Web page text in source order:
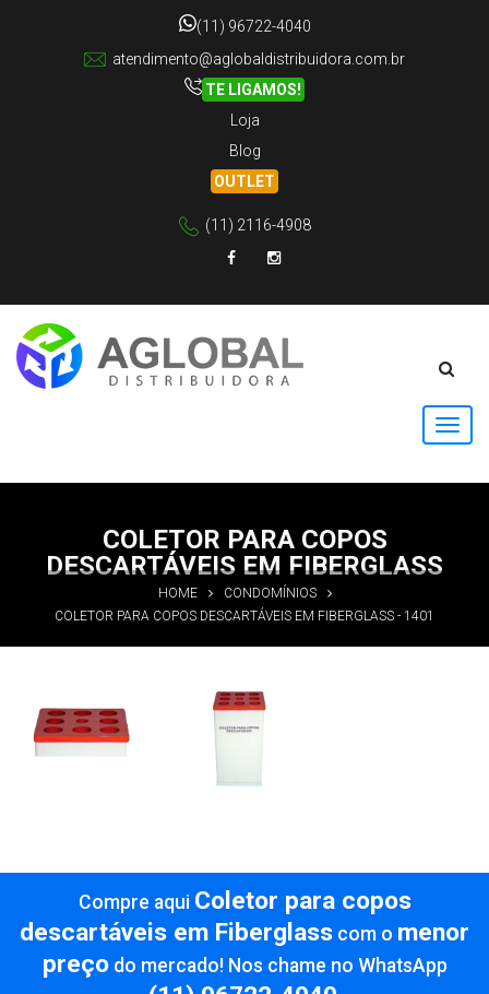
(11) 96722-4040
atendimento@aglobaldistribuidora.com.br
TE LIGAMOS!
Loja
Blog
OUTLET
(11) 2116-4908
COLETOR PARA COPOS
DESCARTÁVEIS EM FIBERGLASS
HOME
CONDOMÍNIOS
COLETOR PARA COPOS DESCARTÁVEIS EM FIBERGLASS - 1401
Coletor para
Compre aqui Coletor para copos
descartáveis em Fiberglass com o menor
preçodo mercado! Nos chame no WhatsApp